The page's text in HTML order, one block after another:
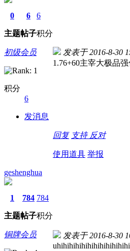
0
主题
6
帖子
6
积分
初级会员
积分
6
发消息
发表于 2016-8-30
1.76+60主宰大极品
回复 支持 反对
使用道具 举报
geshenghua
1
主题
784
帖子
784
积分
铜牌会员 发表于 2016-8-30